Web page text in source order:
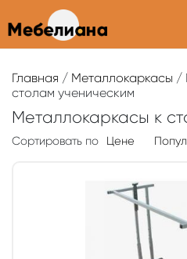
Главная / Металлокаркасы /
столам ученическим
Металлокаркасы к
Сортировать по Цене